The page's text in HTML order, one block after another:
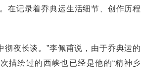
记录着乔典运生活细节、创作历程
夜长谈。”李佩甫说，由于乔典运的
描绘过的西峡也已经是他的“精神乡